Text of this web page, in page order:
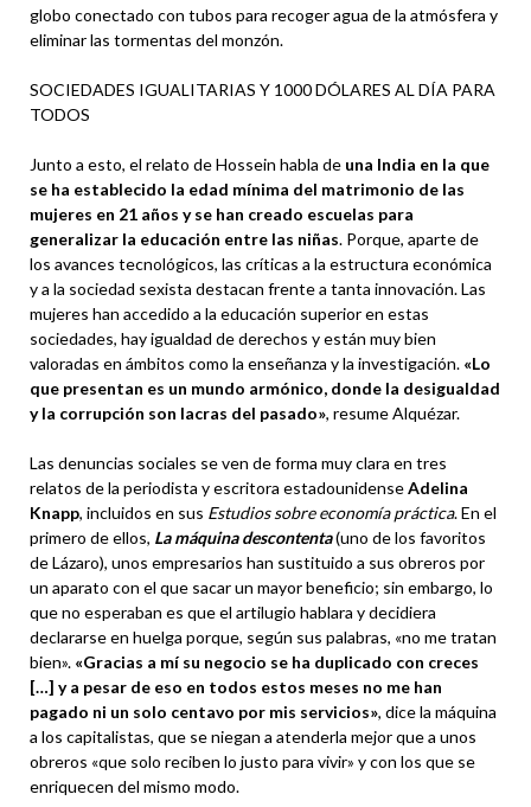
globo conectado con tubos para recoger agua de la atmósfera y
eliminar las tormentas del monzón.
SOCIEDADES IGUALITARIAS Y 1000 DÓLARES AL DÍA PARA
TODOS
Junto a esto, el relato de Hossein habla de una India en la que
se ha establecido la edad mínima del matrimonio de las
mujeres en 21 años y se han creado escuelas para
generalizar la educación entre las niñas. Porque, aparte de
los avances tecnológicos, las críticas a la estructura económica
y a la sociedad sexista destacan frente a tanta innovación. Las
mujeres han accedido a la educación superior en estas
sociedades, hay igualdad de derechos y están muy bien
valoradas en ámbitos como la enseñanza y la investigación. «Lo
que presentan es un mundo armónico, donde la desigualdad
y la corrupción son lacras del pasado», resume Alquézar.
Las denuncias sociales se ven de forma muy clara en tres
relatos de la periodista y escritora estadounidenseAdelina
Knapp, incluidos en sus Estudios sobre economía práctica. En el
primero de ellos, La máquina descontenta(uno de los favoritos
de Lázaro), unos empresarios han sustituido a sus obreros por
un aparato con el que sacar un mayor beneficio; sin embargo, lo
que no esperaban es que el artilugio hablara y decidiera
declararse en huelga porque, según sus palabras, «no me tratan
bien». «Gracias a mí su negocio se ha duplicado con creces
[…] y a pesar de eso en todos estos meses no me han
pagado ni un solo centavo por mis servicios», dice la máquina
a los capitalistas, que se niegan a atenderla mejor que a unos
obreros «que solo reciben lo justo para vivir» y con los que se
enriquecen del mismo modo.